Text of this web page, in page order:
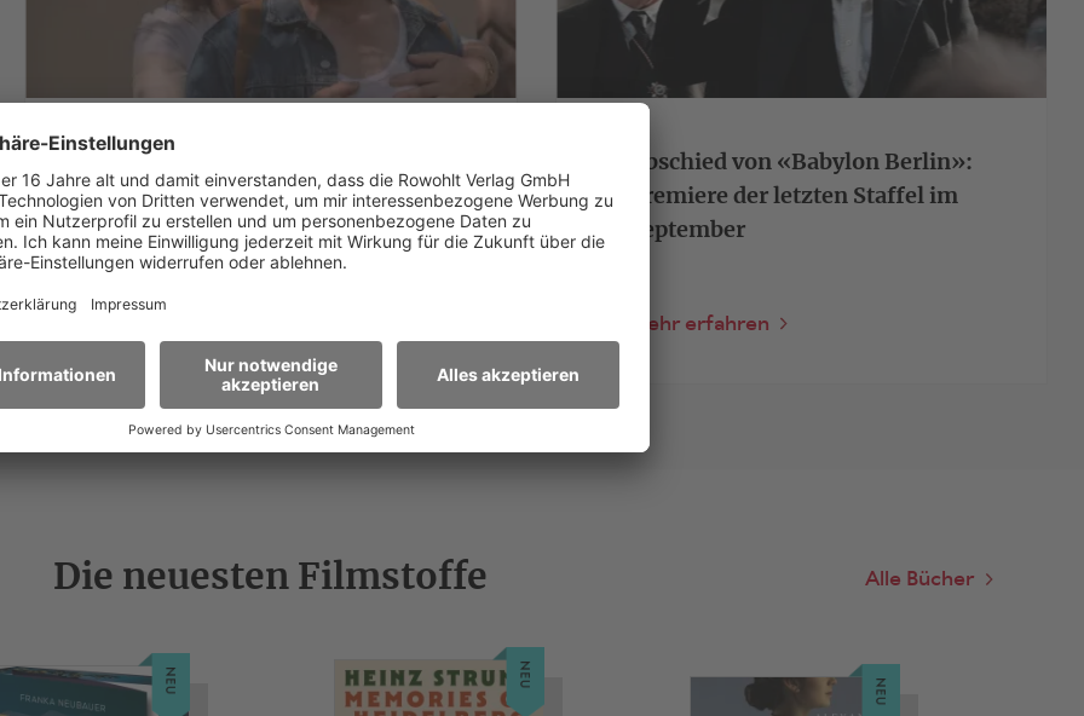
«Spaziergang nach Syrakus»
nach Friedrich Christian Delius
kommt am 20. August ins Kino
Abschied von «Babylon Berlin»:
Premiere der letzten Staffel im
September
Mehr erfahren
Die neuesten Filmstoffe Alle Bücher